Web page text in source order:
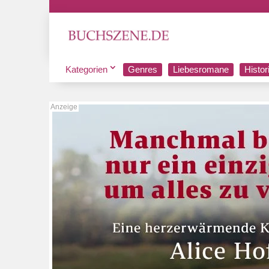
Kategorien Genres Liebesromane